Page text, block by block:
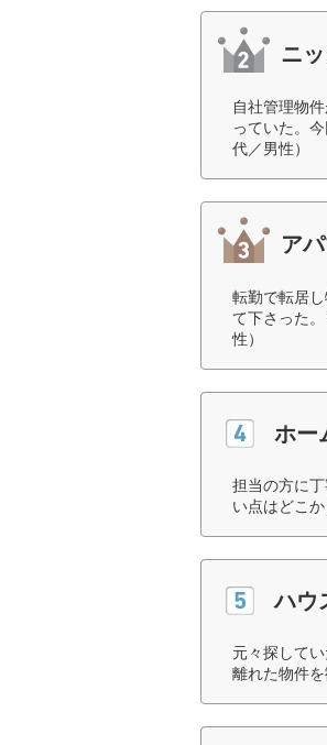
ニ
自社管理物
っていた。
代／男性）
ア
転勤で転居
て下さった
性）
ホー
担当の方に
い点はどこ
ハウ
元々探して
離れた物件